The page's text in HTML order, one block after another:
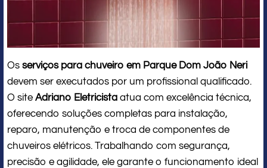
Os serviços para chuveiro em Parque Dom João Neri
devem ser executados por um profissional qualificado.
O site Adriano Eletricista atua com excelência técnica,
oferecendo soluções completas para instalação,
reparo, manutenção e troca de componentes de
chuveiros elétricos. Trabalhando com segurança,
precisão e agilidade, ele garante o funcionamento ideal